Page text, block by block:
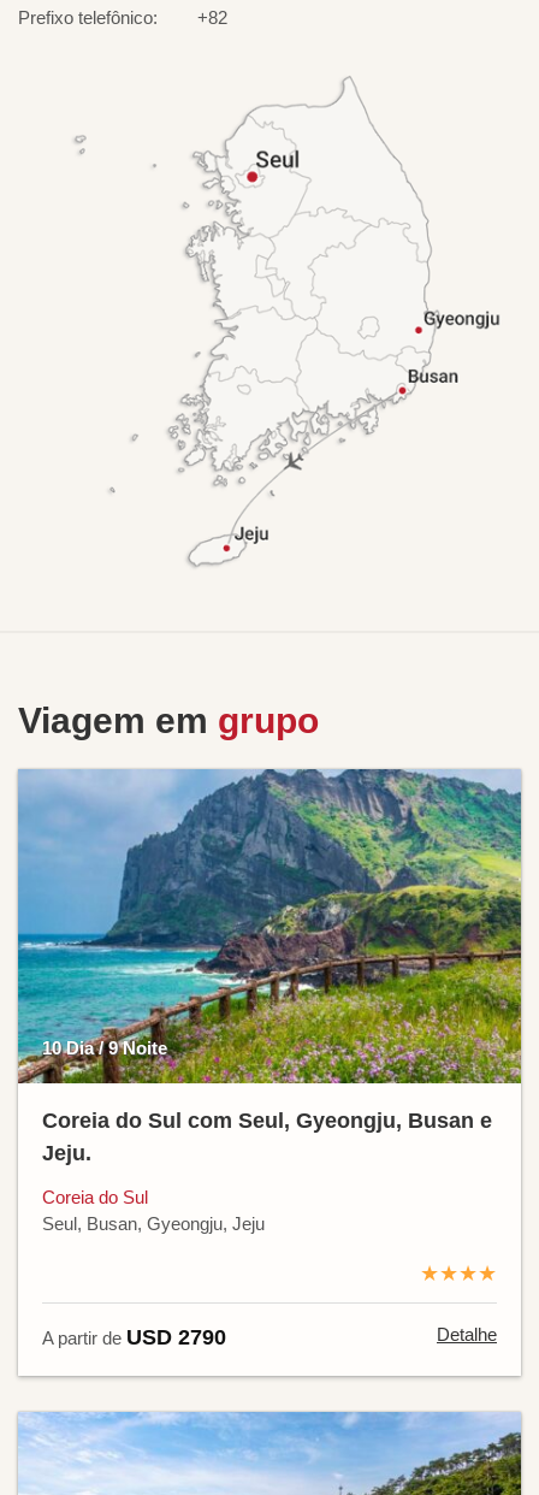
Prefixo telefônico:
+82
Viagem em grupo
10 Dia / 9 Noite
Coreia do Sul com Seul, Gyeongju, Busan e
Jeju.
Coreia do Sul
Seul, Busan, Gyeongju, Jeju
★★★★
A partir de USD 2790 Detalhe